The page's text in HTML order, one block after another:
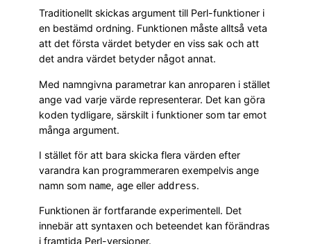
Traditionellt skickas argument till Perl-funktioner i
en bestämd ordning. Funktionen måste alltså veta
att det första värdet betyder en viss sak och att
det andra värdet betyder något annat.
Med namngivna parametrar kan anroparen i stället
ange vad varje värde representerar. Det kan göra
koden tydligare, särskilt i funktioner som tar emot
många argument.
I stället för att bara skicka flera värden efter
varandra kan programmeraren exempelvis ange
namn som name, age eller address.
Funktionen är fortfarande experimentell. Det
innebär att syntaxen och beteendet kan förändras
i framtida Perl-versioner.